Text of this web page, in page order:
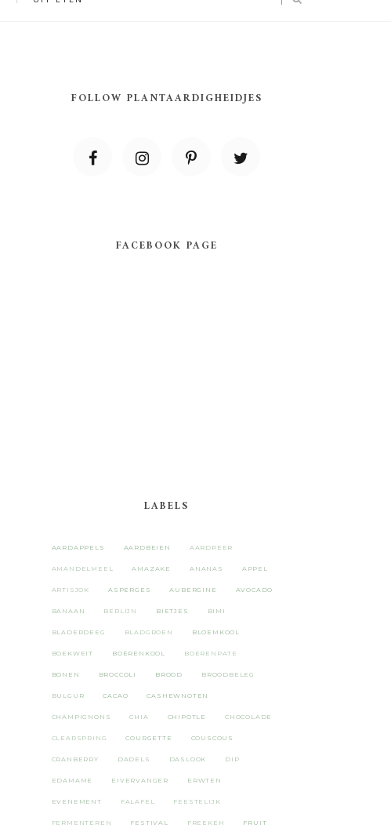
FOLLOW PLANTAARDIGHEIDJES
FACEBOOK PAGE
LABELS
AARDAPPELS AARDBEIEN AARDPEER
AMANDELMEEL AMAZAKE ANANAS APPEL
ARTISJOK ASPERGES AUBERGINE AVOCADO
BANAAN BERLIJN BIETJES BIMI
BLADERDEEG BLADGROEN BLOEMKOOL
BOEKWEIT BOERENKOOL BOERENPATE
BONEN BROCCOLI BROOD BROODBELEG
BULGUR CACAO CASHEWNOTEN
CHAMPIGNONS CHIA CHIPOTLE CHOCOLADE
CLEARSPRING COURGETTE COUSCOUS
CRANBERRY DADELS DASLOOK DIP
EDAMAME EIVERVANGER ERWTEN
EVENEMENT FALAFEL FEESTELIJK
FERMENTEREN FESTIVAL FREEKEH FRUIT